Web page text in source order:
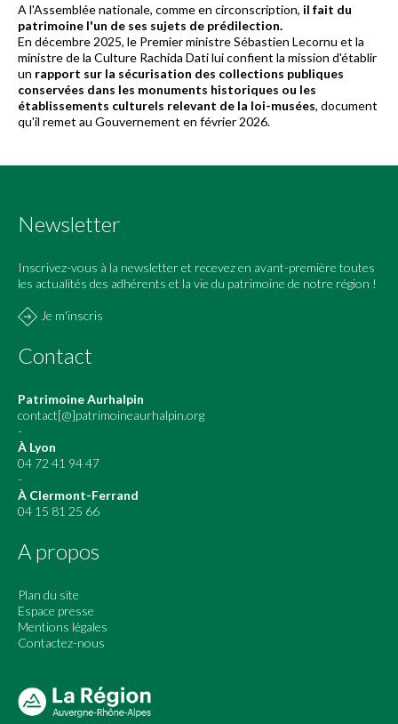
A l'Assemblée nationale, comme en circonscription, il fait du
patrimoine l'un de ses sujets de prédilection.
En décembre 2025, le Premier ministre Sébastien Lecornu et la
ministre de la Culture Rachida Dati lui confient la mission d'établir
un rapport sur la sécurisation des collections publiques
conservées dans les monuments historiques ou les
établissements culturels relevant de la loi-musées, document
qu'il remet au Gouvernement en février 2026.
Newsletter
Inscrivez-vous à la newsletter et recevez en avant-première toutes
les actualités des adhérents et la vie du patrimoine de notre région !
Je m'inscris
Contact
Patrimoine Aurhalpin
contact[@]patrimoineaurhalpin.org
-
À Lyon
04 72 41 94 47
-
À Clermont-Ferrand
04 15 81 25 66
A propos
Plan du site
Espace presse
Mentions légales
Contactez-nous